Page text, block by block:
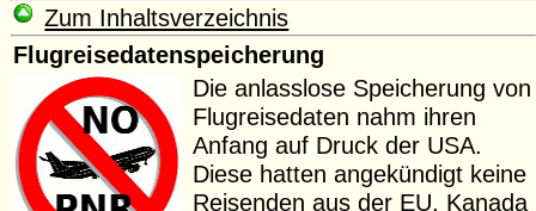
Zum Inhaltsverzeichnis
Flugreisedatenspeicherung
Die anlasslose Speicherung von
Flugreisedaten nahm ihren
Anfang auf Druck der USA.
Diese hatten angekündigt keine
Reisenden aus der EU, Kanada